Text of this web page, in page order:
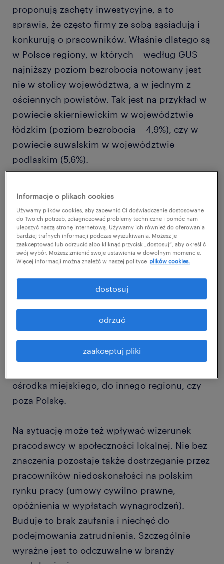
proponują zachęty inwestycyjne, a to
sprawia, że często firmy ze sobą sąsiadują i
konkurują o pracowników. Właśnie dlatego są
w Polsce regiony, w których – według GUS –
najniższy poziom bezrobocia notowany jest
nie w stolicy województwa, a w jednym z
ościennych powiatów. Tak jest na przykład w
powiecie skierniewickim w województwie
łódzkim (poziom bezrobocia – 4,9%), czy w
powiecie suwalskim w województwie
podlaskim (5,6%).
także skłonność do relokacji przejawiana
przez poszukujących pracy, podobnie jak
gotowość do pracy poza granicami Polski.
Według prowadzonego przez Randstad
badania Monitor Rynku Pracy, taką skłonność
przejawiało 64% ankietowanych (lipiec 2017).
W wielu gminach najbardziej wartościowi
pracownicy, aktywni, świadomie
funkcjonujący na rynku pracy, już dawno
ośrodka miejskiego, do innego regionu, czy
poza Polskę.
Na sytuację może też wpływać wizerunek
pracodawcy w społeczności lokalnej. Nie bez
znaczenia pozostaje także dostrzeganie przez
pracowników niedoskonałości na polskim
rynku pracy (umowy cywilno-prawne,
opóźnienia w wypłatach wynagrodzeń).
Buduje to brak zaufania i niechęć do
podejmowania zatrudnienia. Szczególnie
wyraźne jest to odczuwalne w branży
Informacje o plikach cookies
Używamy plików cookies, aby zapewnić Ci doświadczenie dostosowane
do Twoich potrzeb, zdiagnozować problemy techniczne i pomóc nam
ulepszyć naszą stronę internetową. Używamy ich również do oferowania
bardziej trafnych informacji podczas wyszukiwania. Możesz je
zaakceptować lub odrzucić albo kliknąć przycisk „dostosuj”, aby określić
swój wybór. Możesz zmienić swoje ustawienia w dowolnym momencie.
Więcej informacji można znaleźć w naszej polityce plików cookies.
zaakceptuj pliki
odrzuć
dostosuj